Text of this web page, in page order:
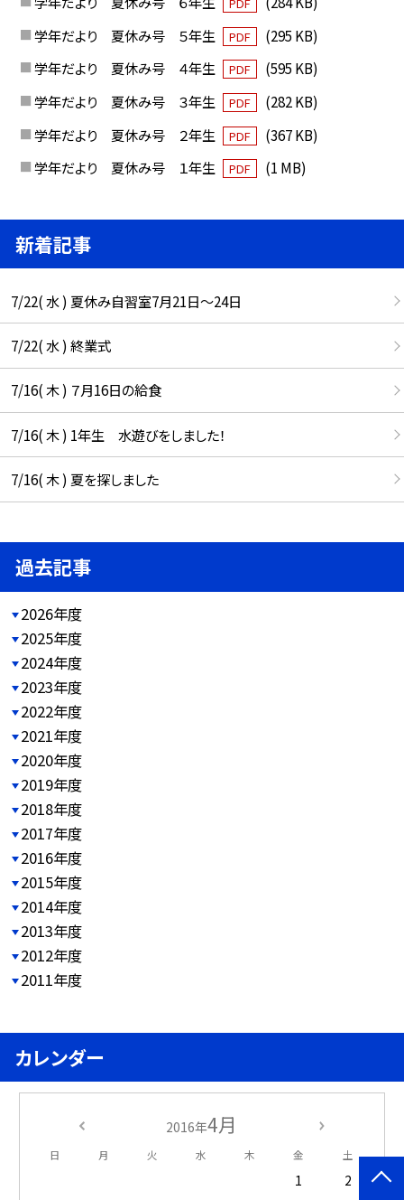
学年だより 夏休み号 ５年生
PDF
(295 KB)
学年だより 夏休み号 ４年生
PDF
(595 KB)
学年だより 夏休み号 ３年生
PDF
(282 KB)
学年だより 夏休み号 ２年生
PDF
(367 KB)
学年だより 夏休み号 １年生
PDF (1 MB)
新着記事
7/22( 水 ) 夏休み自習室7月21日〜24日
7/22( 水 ) 終業式
7/16( 木 ) ７月16日の給食
7/16( 木 ) 1年生 水遊びをしました！
7/16( 木 ) 夏を探しました
過去記事
2026年度
2025年度
2024年度
2023年度
2022年度
2021年度
2020年度
2019年度
2018年度
2017年度
2016年度
2015年度
2014年度
2013年度
2012年度
2011年度
カレンダー
2016年4月
日 月 火 水 木 金 土
1 2